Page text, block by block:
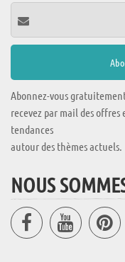
Abonnez-vous
recevez par mail des
tendances
autour des thèmes actuels.
NOUS